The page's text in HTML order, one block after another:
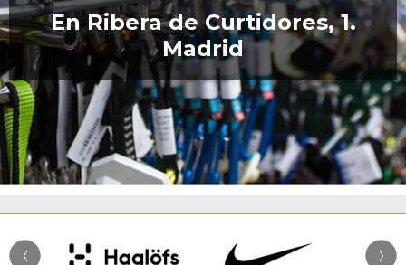
En Ribera de Curtidores, 1.
Madrid